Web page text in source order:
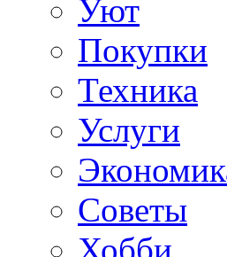
Уют
Покупки
Техника
Услуги
Советы
Хобби